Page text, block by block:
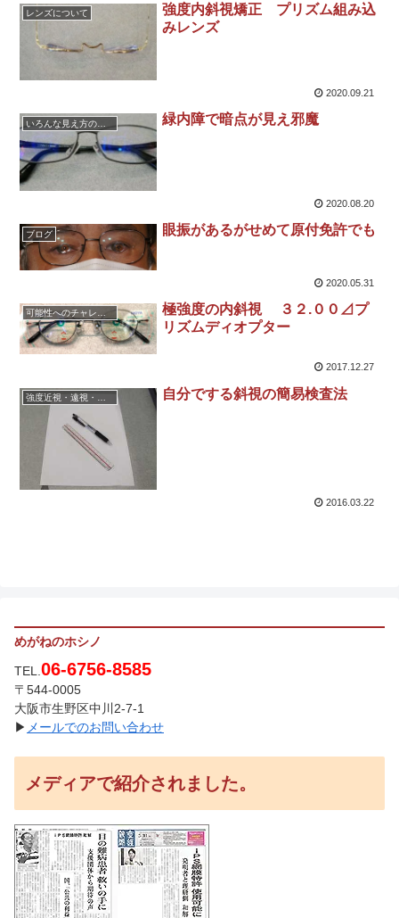
レンズについて
強度内斜視矯正 プリズム組み込
みレンズ
2020.09.21
いろんな見え方の不都合に対応した眼鏡 緑内障で暗点が見え邪魔
2020.08.20
ブログ 眼振があるがせめて原付免許でも
2020.05.31
可能性へのチャレンジ・この店どんなメガネ作れるん
極強度の内斜視 ３２.００⊿プ
リズムディオプター
2017.12.27
自分でする斜視の簡易検査法
2016.03.22
めがねのホシノ
TEL. 06-6756-8585
〒544-0005
大阪市生野区中川2-7-1
▶ メールでのお問い合わせ
メディアで紹介されました。